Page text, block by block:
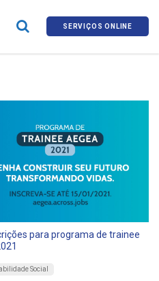
SERVIÇOS ONLINE
para programa de trainee
Social